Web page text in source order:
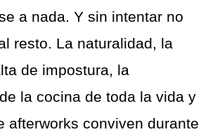
a nada. Y sin intentar no
resto. La naturalidad, la
de impostura, la
la cocina de toda la vida y
afterworks conviven durante